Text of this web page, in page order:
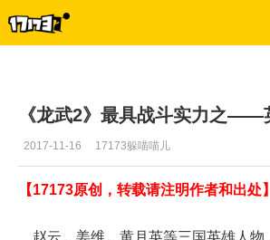
《龙武2》最具战斗实力之——
2017-11-16 17173躲喵喵儿
【17173原创，转载请注明作者和出处】